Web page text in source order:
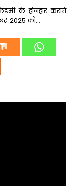
के होनहार कराते
2025 को…